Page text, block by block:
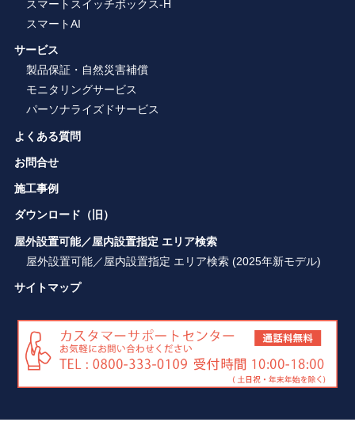
スマートスイッチボックス-H
スマートAI
サービス
製品保証・自然災害補償
モニタリングサービス
パーソナライズドサービス
よくある質問
お問合せ
施工事例
ダウンロード（旧）
屋外設置可能／屋内設置指定 エリア検索
屋外設置可能／屋内設置指定 エリア検索 (2025年新モデル)
サイトマップ